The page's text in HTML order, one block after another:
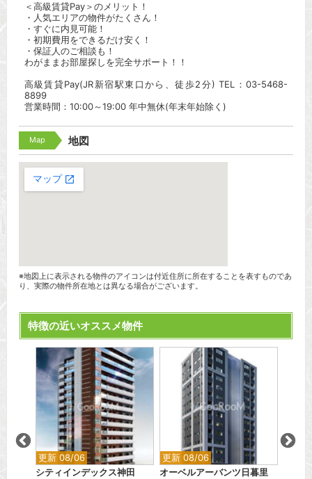
＜高級賃貸Pay＞のメリット！
・人気エリアの物件がたくさん！
・すぐに内見可能！
・初期費用をできるだけ安く！
・保証人のご相談も！
わがままお部屋探しを完全サポート！！
高級賃貸Pay(JR新宿駅東口から、徒歩2分) TEL：03-5468-
8899
営業時間：10:00～19:00 年中無休(年末年始除く)
Map 地図
※地図上に表示される物件のアイコンは付近住所に所在することを表すものであ
り、実際の物件所在地とは異なる場合がございます。
特徴の近いオススメ物件
更新 08/06
シティインデックス神田
更新 08/06
オーベルアーバンツ日暮里